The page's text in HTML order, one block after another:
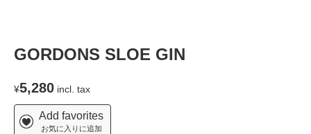
GORDONS SLOE GIN
¥5,280 incl. tax
Add favorites
お気に入りに追加